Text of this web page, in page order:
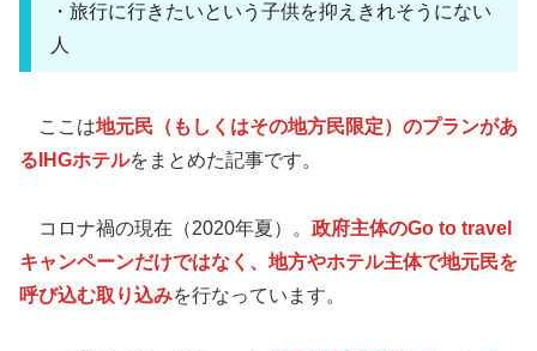
・旅行に行きたいという子供を抑えきれそうにない
人
ここは地元民（もしくはその地方民限定）のプランがあ
るIHGホテルをまとめた記事です。
コロナ禍の現在（2020年夏）。 政府主体のGo to travel
キャンペーンだけではなく、地方やホテル主体で地元民を
呼び込む取り込みを行なっています。